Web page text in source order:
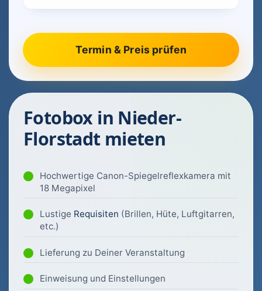
Fotobox in Nieder-
Florstadt mieten
Hochwertige Canon-Spiegelreflexkamera mit
18 Megapixel
Lustige Requisiten (Brillen, Hüte, Luftgitarren,
etc.)
Lieferung zu Deiner Veranstaltung
Einweisung und Einstellungen